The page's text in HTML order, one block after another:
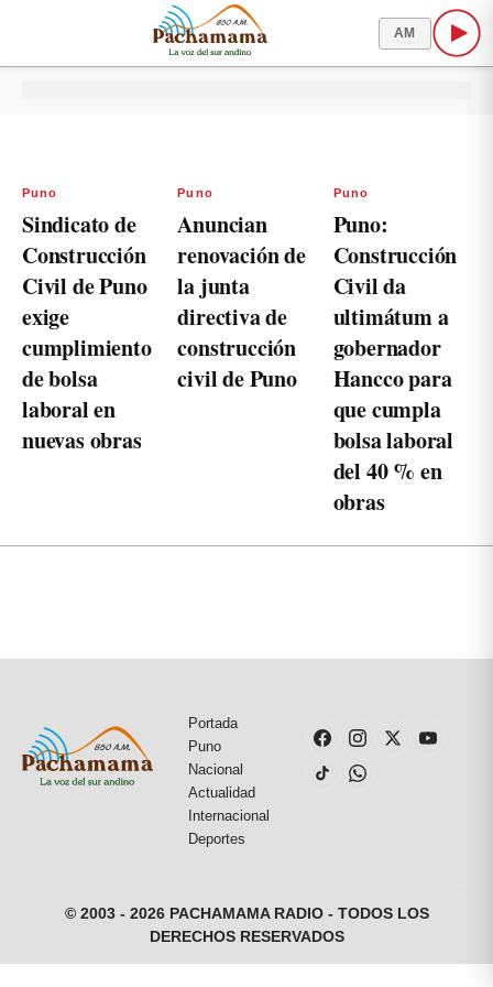
AM
Puno
Sindicato de
Construcción
Civil de Puno
exige
cumplimiento
de bolsa
laboral en
nuevas obras
Puno
Anuncian
renovación de
la junta
directiva de
construcción
civil de Puno
Puno
Puno:
Construcción
Civil da
ultimátum a
gobernador
Hancco para
que cumpla
bolsa laboral
del 40 % en
obras
Portada
Puno
Nacional
Actualidad
Internacional
Deportes
© 2003 - 2026 PACHAMAMA RADIO - TODOS LOS
DERECHOS RESERVADOS